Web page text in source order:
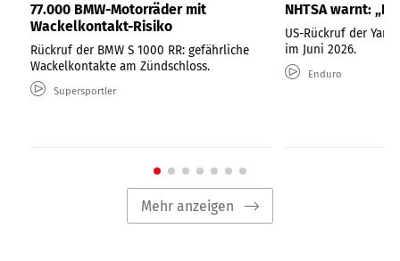
77.000 BMW-Motorräder mit
Wackelkontakt-Risiko
Rückruf der BMW S 1000 RR: gefährliche
Wackelkontakte am Zündschloss.
Supersportler
NHTSA warnt:
US-Rückruf der
im Juni 2026.
Enduro
Mehr anzeigen